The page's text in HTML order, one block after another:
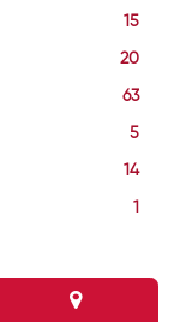
15
20
63
5
14